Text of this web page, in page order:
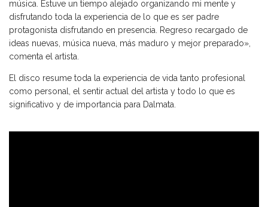
música. Estuve un tiempo alejado organizando mi mente y
disfrutando toda la experiencia de lo que es ser padre
protagonista disfrutando en presencia. Regreso recargado de
ideas nuevas, música nueva, más maduro y mejor preparado»,
comenta el artista.
El disco resume toda la experiencia de vida tanto profesional
como personal, el sentir actual del artista y todo lo que es
significativo y de importancia para Dalmata.